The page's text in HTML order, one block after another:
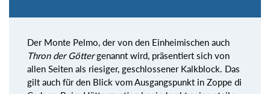
Der Monte Pelmo, der von den Einheimischen auch
Thron der Göttergenannt wird, präsentiert sich von
allen Seiten als riesiger, geschlossener Kalkblock. Das
gilt auch für den Blick vom Ausgangspunkt in Zoppe di